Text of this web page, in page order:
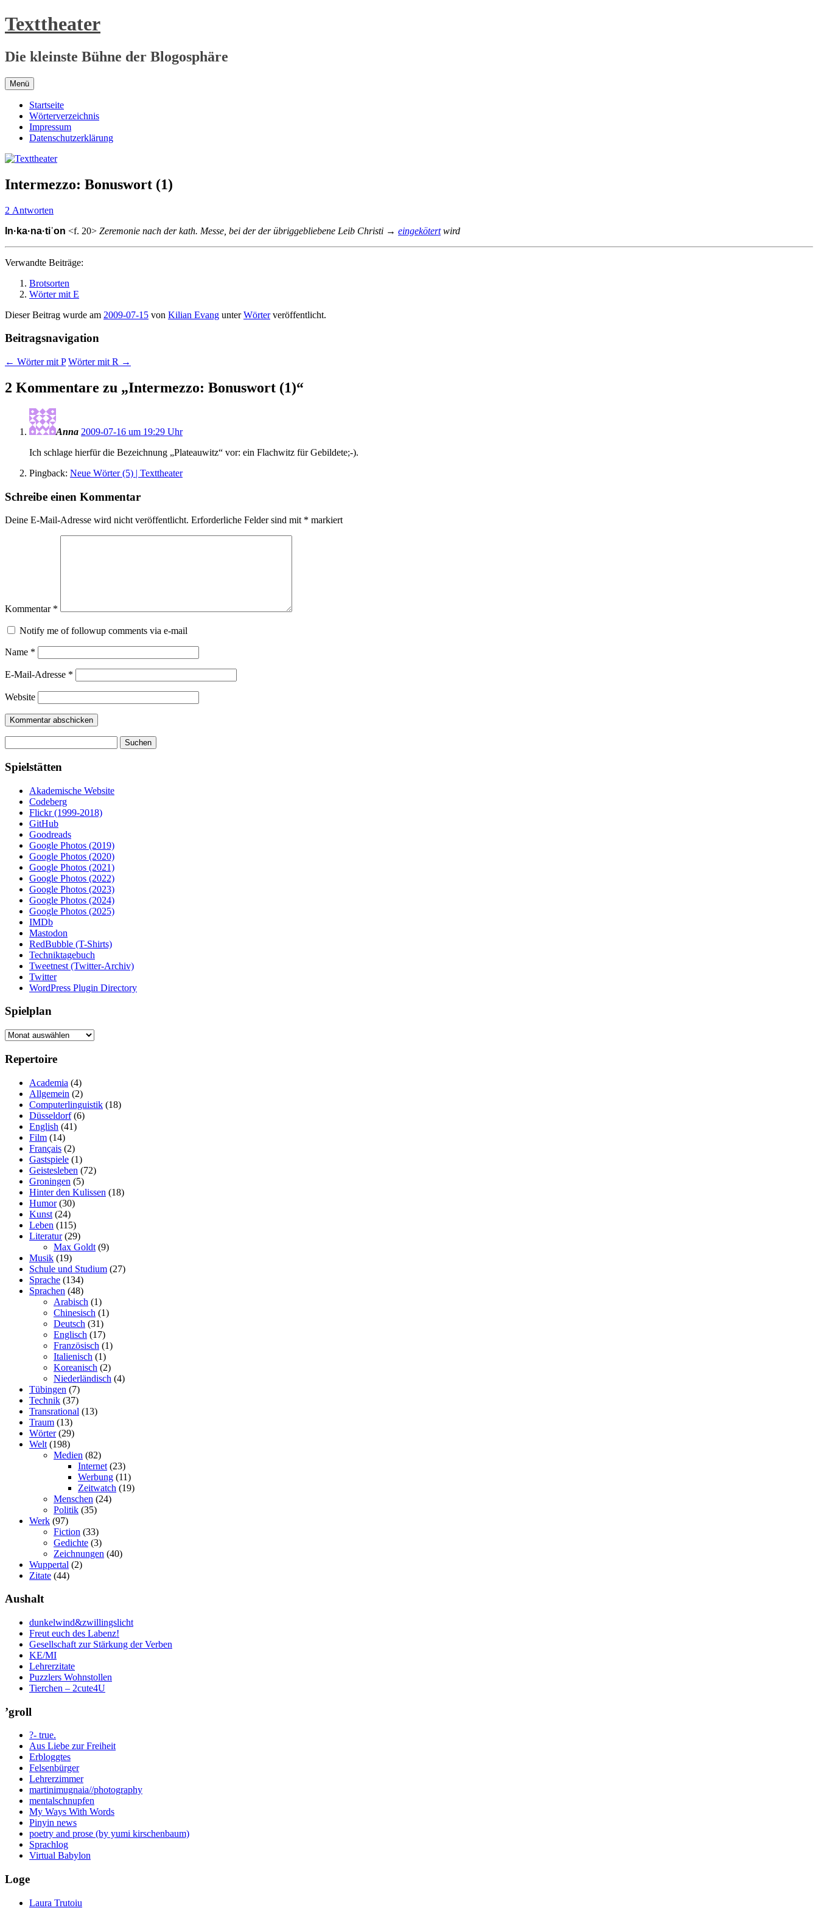
Zum
Inhalt
Texttheater
Die kleinste Bühne der Blogosphäre
Menü
Startseite
Wörterverzeichnis
Impressum
Datenschutzerklärung
Intermezzo: Bonuswort (1)
2 Antworten
In·ka·na·tiˈon <f. 20> Zeremonie nach der kath. Messe, bei der der übriggebliebene Leib Christi → eingekötertwird
Verwandte Beiträge:
Brotsorten
Wörter mit E
Dieser Beitrag wurde am 2009-07-15 von Kilian Evang unterWörterveröffentlicht.
Beitragsnavigation
← Wörter mit P Wörter mit R →
2 Kommentare zu „Intermezzo: Bonuswort (1)“
Anna 2009-07-16 um 19:29 Uhr
Ich schlage hierfür die Bezeichnung „Plateauwitz“ vor: ein Flachwitz für Gebildete;-).
Pingback: Neue Wörter (5) | Texttheater
Schreibe einen Kommentar
Deine E-Mail-Adresse wird nicht veröffentlicht. Erforderliche Felder sind mit * markiert
Kommentar *
Notify me of followup comments via e-mail
Name *
E-Mail-Adresse *
Website
nach:
Spielstätten
Akademische Website
Codeberg
Flickr (1999-2018)
GitHub
Goodreads
Google Photos (2019)
Google Photos (2020)
Google Photos (2021)
Google Photos (2022)
Google Photos (2023)
Google Photos (2024)
Google Photos (2025)
IMDb
Mastodon
RedBubble (T-Shirts)
Techniktagebuch
Tweetnest (Twitter-Archiv)
Twitter
WordPress Plugin Directory
Spielplan
Spielplan
Repertoire
Academia (4)
Allgemein (2)
Computerlinguistik (18)
Düsseldorf(6)
English (41)
Film (14)
Français (2)
Gastspiele (1)
Geistesleben (72)
Groningen (5)
Hinter den Kulissen (18)
Humor(30)
Kunst (24)
Leben (115)
Literatur(29)
Max Goldt (9)
Musik (19)
Schule und Studium (27)
Sprache (134)
Sprachen (48)
Arabisch (1)
Chinesisch (1)
Deutsch (31)
Englisch (17)
Französisch (1)
Italienisch (1)
Koreanisch (2)
Niederländisch (4)
Tübingen (7)
Technik (37)
Transrational (13)
Traum (13)
Wörter(29)
Welt (198)
Medien (82)
Internet (23)
Werbung (11)
Zeitwatch (19)
Menschen (24)
Politik (35)
Werk (97)
Fiction (33)
Gedichte (3)
Zeichnungen (40)
Wuppertal (2)
Zitate (44)
Aushalt
dunkelwind&zwillingslicht
Freut euch des Labenz!
Gesellschaft zur Stärkung der Verben
KE/MI
Lehrerzitate
Puzzlers Wohnstollen
Tierchen – 2cute4U
’groll
?- true.
Aus Liebe zur Freiheit
Erbloggtes
Felsenbürger
Lehrerzimmer
martinimugnaia//photography
mentalschnupfen
My Ways With Words
Pinyin news
poetry and prose (by yumi kirschenbaum)
Sprachlog
Virtual Babylon
Loge
Laura Trutoiu